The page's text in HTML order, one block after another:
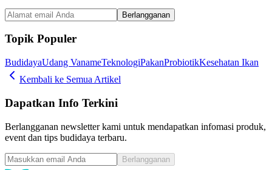
Berlangganan
Topik Populer
BudidayaUdang VanameTeknologiPakanProbiotikKesehatan Ikan
Kembali ke Semua Artikel
Dapatkan Info Terkini
Berlangganan newsletter kami untuk mendapatkan infomasi produk,
event dan tips budidaya terbaru.
Berlangganan